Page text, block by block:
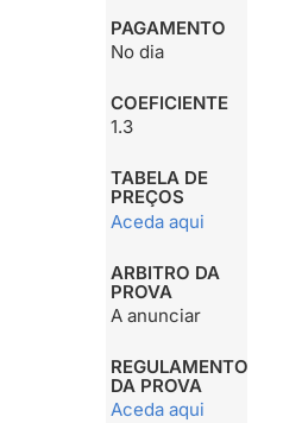
PAGAMENTO
No dia
COEFICIENTE
1.3
TABELA DE
PREÇOS
Aceda aqui
ARBITRO DA
PROVA
A anunciar
REGULAMENTO
DA PROVA
Aceda aqui